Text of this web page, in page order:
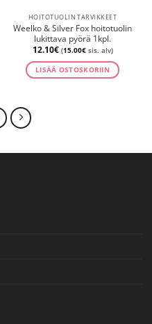
HOITOTUOLIN TARVIKKEET
Weelko & Silver Fox hoitotuolin
lukittava pyörä 1kpl.
12.10€ (15.00€sis. alv)
LISÄÄ OSTOSKORIIN